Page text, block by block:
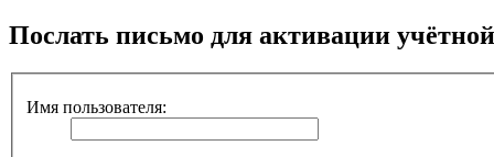
Послать письмо для активации
Имя пользователя: